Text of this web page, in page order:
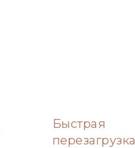
Быстрая
перезагрузка